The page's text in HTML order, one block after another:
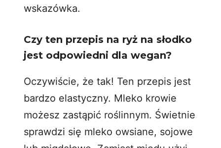
wskazówka.
Czy ten przepis na ryż na słodko
jest odpowiedni dla wegan?
Oczywiście, że tak! Ten przepis jest
bardzo elastyczny. Mleko krowie
możesz zastąpić roślinnym. Świetnie
sprawdzi się mleko owsiane, sojowe